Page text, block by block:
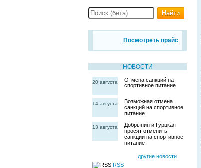
Найти
Посмотреть прайс
НОВОСТИ
20 августа
Отмена санкций на
спортивное питание
14 августа
Возможная отмена
санкций на спортивное
питание
13 августа
Добрынин и Гурцкая
просят отменить
санкции на спортивное
питание
другие новости
RSS